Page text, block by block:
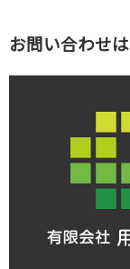
お問い合わせ